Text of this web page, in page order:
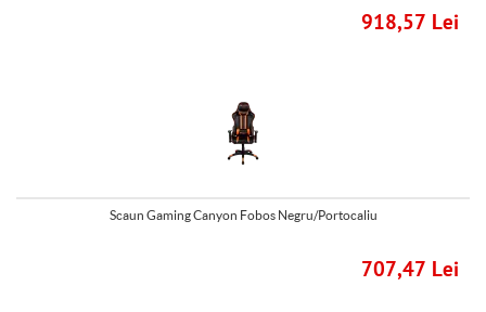
918,57 Lei
Scaun Gaming Canyon Fobos Negru/Portocaliu
707,47 Lei